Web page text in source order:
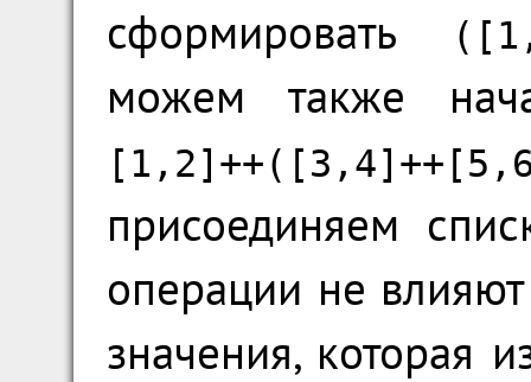
сформировать
можем также
присоединяем
операции не
значения, которая